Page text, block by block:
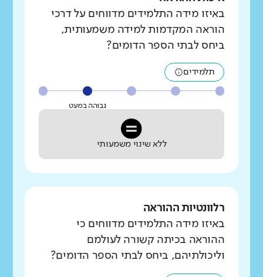
באיזו מידה התלמידים מדווחים על דרכי
הוראה המקדמות למידה משמעותית,
ביחס לבתי הספר הדומים?
תלמידים
גבוהה במעט
ללא שינוי משמעותי
רלוונטיות ההוראה
באיזו מידה התלמידים מדווחים כי
ההוראה בכיתה קשורה לעולמם
וליכולתיהם, ביחס לבתי הספר הדומים?